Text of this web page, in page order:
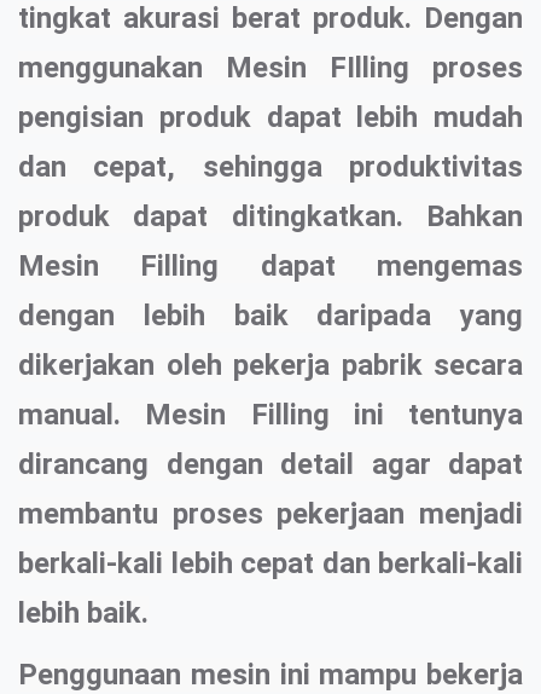
tingkat akurasi berat produk. Dengan
menggunakan Mesin FIlling proses
pengisian produk dapat lebih mudah
dan cepat, sehingga produktivitas
produk dapat ditingkatkan. Bahkan
Mesin Filling dapat mengemas
dengan lebih baik daripada yang
dikerjakan oleh pekerja pabrik secara
manual. Mesin Filling ini tentunya
dirancang dengan detail agar dapat
membantu proses pekerjaan menjadi
berkali-kali lebih cepat dan berkali-kali
lebih baik.
Penggunaan mesin ini mampu bekerja